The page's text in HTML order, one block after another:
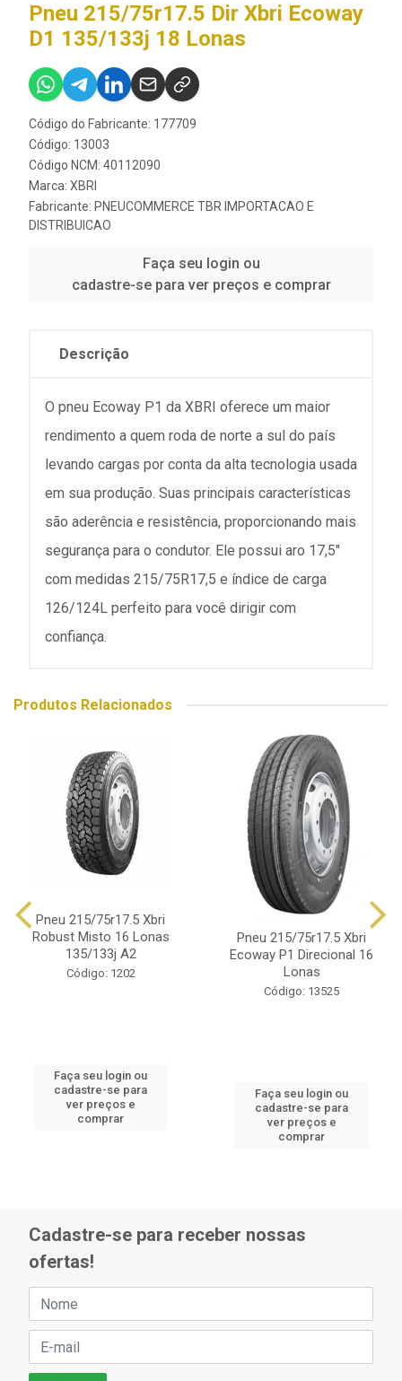
Pneu 215/75r17.5 Dir Xbri Ecoway
D1 135/133j 18 Lonas
Código do Fabricante: 177709
Código: 13003
Código NCM: 40112090
Marca: XBRI
Fabricante: PNEUCOMMERCE TBR IMPORTACAO E
DISTRIBUICAO
Faça seu login ou
cadastre-se para ver preços e comprar
Descrição
O pneu Ecoway P1 da XBRI oferece um maior
rendimento a quem roda de norte a sul do país
levando cargas por conta da alta tecnologia usada
em sua produção. Suas principais características
são aderência e resistência, proporcionando mais
segurança para o condutor. Ele possui aro 17,5"
com medidas 215/75R17,5 e índice de carga
126/124L perfeito para você dirigir com
confiança.
Produtos Relacionados
Pneu 215/75r17.5 Xbri
Robust Misto 16 Lonas
135/133j A2
Código: 1202
Faça seu login ou
cadastre-se para
ver preços e
comprar
Pneu 215/75r17.5 Xbri
Ecoway P1 Direcional 16
Lonas
Código: 13525
Faça seu login ou
cadastre-se para
ver preços e
comprar
Cadastre-se para receber nossas
ofertas!